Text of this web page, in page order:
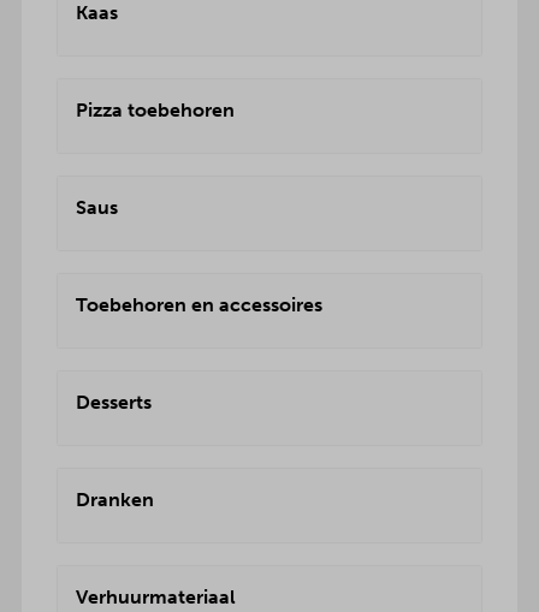
Kaas
Pizza toebehoren
Saus
Toebehoren en accessoires
Desserts
Dranken
Verhuurmateriaal